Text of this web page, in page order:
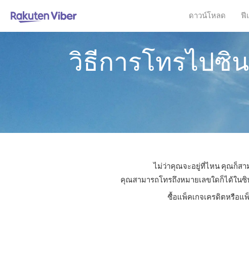
ดาวน์โหลด ฟี
วิธีการโทรไปซิ
ไม่ว่าคุณจะอยู่ที่ไหน คุณก็สา
คุณสามารถโทรถึงหมายเลขใดก็ได้ใน
ซื้อแพ็คเกจเครดิตหรือแ